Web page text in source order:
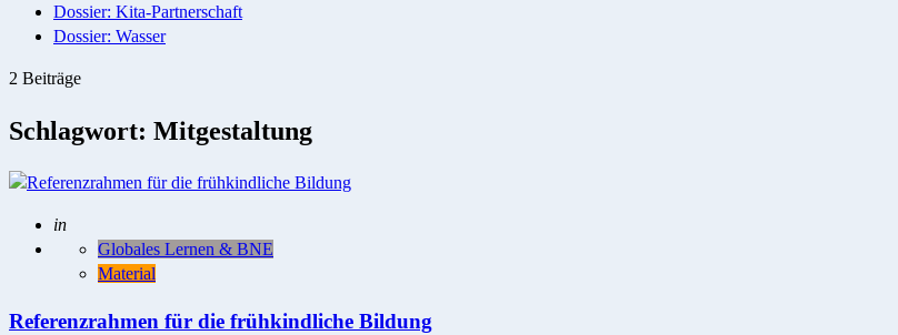
Dossier: Kita-Partnerschaft
Dossier: Wasser
2 Beiträge
Schlagwort: Mitgestaltung
Geschrieben
in
Globales Lernen & BNE
Material
Referenzrahmen für die frühkindliche Bildung